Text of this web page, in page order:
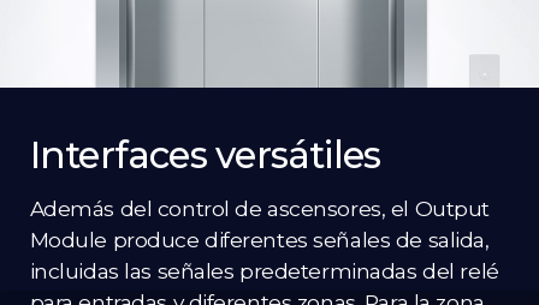
Interfaces versátiles
Además del control de ascensores, el Output
Module produce diferentes señales de salida,
incluidas las señales predeterminadas del relé